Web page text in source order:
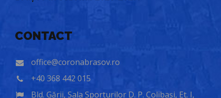
CONTACT
office@coronabrasov.ro
+40 368 442 015
Bld. Gării, Sala Sporturilor D. P. Colibași, Et. I,